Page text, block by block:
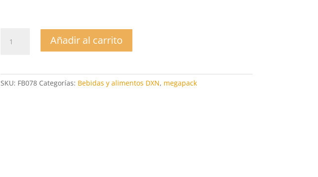
DXN
Añadir al carrito
SKU: FB078 Categorías: Bebidas y alimentos DXN, megapack